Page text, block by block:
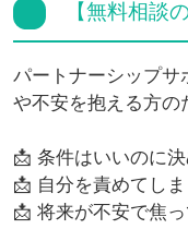
【無料相談
パートナーシップサ
や不安を抱える方の
📩 条件はいいのに
📩 自分を責めてしま
📩 将来が不安で焦っ